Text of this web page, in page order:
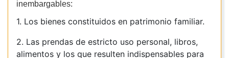
inembargables:
1. Los bienes constituidos en patrimonio familiar.
2. Las prendas de estricto uso personal, libros,
alimentos y los que resulten indispensables para